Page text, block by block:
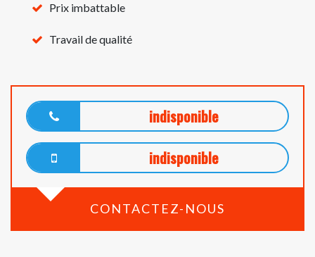
Prix imbattable
Travail de qualité
indisponible
indisponible
CONTACTEZ-NOUS